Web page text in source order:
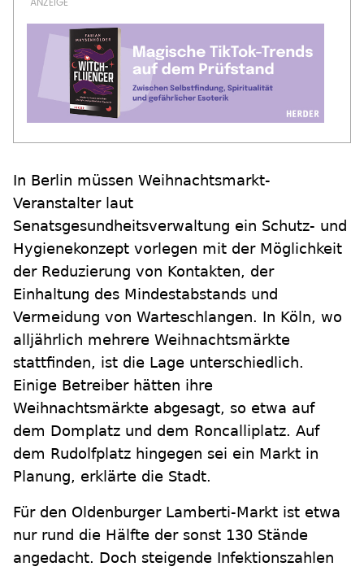
In Berlin müssen Weihnachtsmarkt-
Veranstalter laut
Senatsgesundheitsverwaltung ein Schutz- und
Hygienekonzept vorlegen mit der Möglichkeit
der Reduzierung von Kontakten, der
Einhaltung des Mindestabstands und
Vermeidung von Warteschlangen. In Köln, wo
alljährlich mehrere Weihnachtsmärkte
stattfinden, ist die Lage unterschiedlich.
Einige Betreiber hätten ihre
Weihnachtsmärkte abgesagt, so etwa auf
dem Domplatz und dem Roncalliplatz. Auf
dem Rudolfplatz hingegen sei ein Markt in
Planung, erklärte die Stadt.
Für den Oldenburger Lamberti-Markt ist etwa
nur rund die Hälfte der sonst 130 Stände
angedacht. Doch steigende Infektionszahlen